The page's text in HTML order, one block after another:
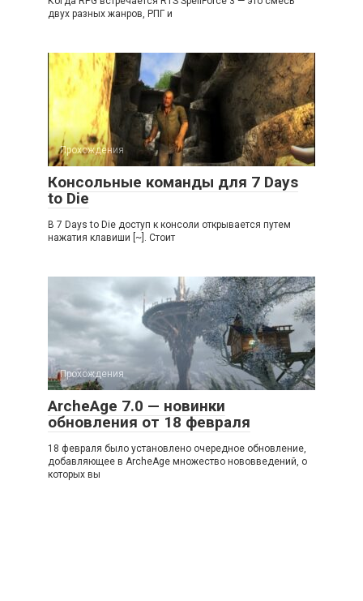
двух разных жанров, РПГ и
Прохождения
Консольные команды для 7 Days
to Die
В 7 Days to Die доступ к консоли открывается путем
нажатия клавиши [~]. Стоит
Прохождения
ArcheAge 7.0 — новинки
обновления от 18 февраля
18 февраля было установлено очередное обновление,
добавляющее в ArcheAge множество нововведений, о
которых вы